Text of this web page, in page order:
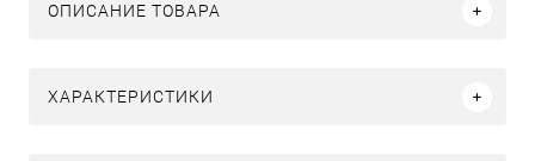
ОПИСАНИЕ ТОВАРА
ХАРАКТЕРИСТИКИ